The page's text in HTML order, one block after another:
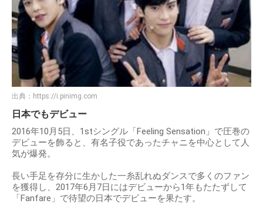
出典： https://i.pinimg.com
日本でもデビュー
2016年10月5日、1stシングル「Feeling Sensation」で圧巻の
デビューを飾ると、有名子役であったチャニを中心として人
気が爆発。
長い手足を存分に生かした一糸乱れぬダンスで多くのファン
を獲得し、2017年6月7日にはデビューから1年もたたずして
「Fanfare」で待望の日本でデビューを果たす。